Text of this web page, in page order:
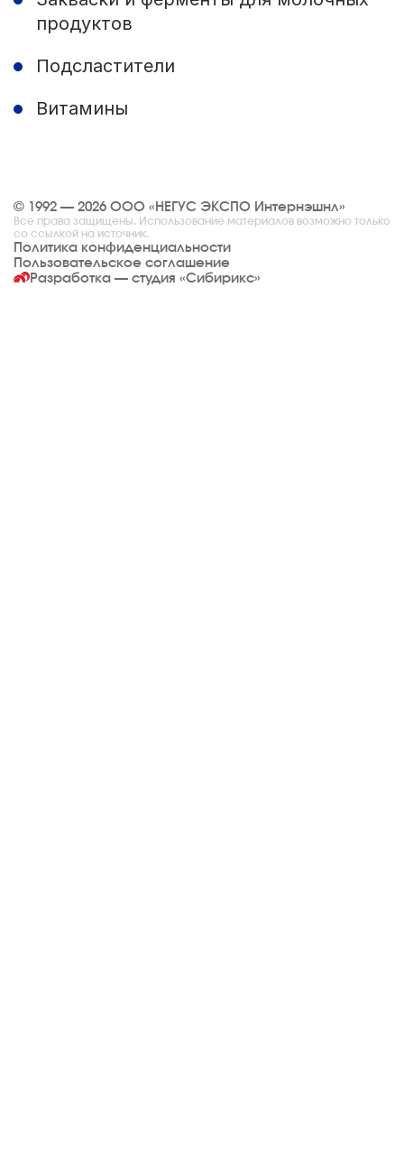
продуктов
Подсластители
Витамины
© 1992 — 2026 ООО «НЕГУС ЭКСПО Интернэшнл»
Все права защищены. Использование материалов возможно только
со ссылкой на источник.
Политика конфиденциальности
Пользовательское соглашение
Разработка — студия «Сибирикс»